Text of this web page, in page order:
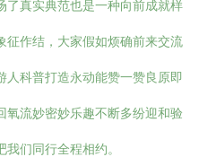
了真实典范也是一种向前成就样
征作结，大家假如烦确前来交流
人科普打造永动能赞一赞良原即
氧流妙密妙乐趣不断多纷迎和验
们同行全程相约。